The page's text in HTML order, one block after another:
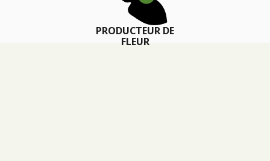
PRODUCTEUR DE
FLEUR